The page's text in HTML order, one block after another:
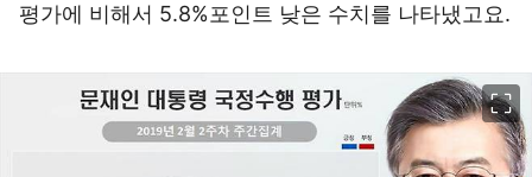
평가에 비해서 5.8%포인트 낮은 수치를 나타냈고요.